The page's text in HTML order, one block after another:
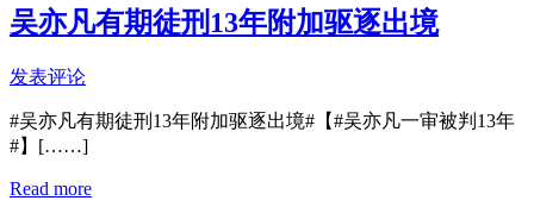
吴亦凡有期徒刑13年附加驱逐出境
发表评论
#吴亦凡有期徒刑13年附加驱逐出境#【#吴亦凡一审被判13年
#】[……]
Read more